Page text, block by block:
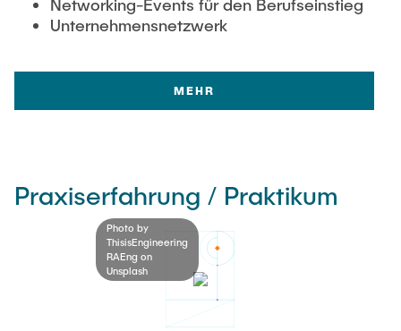
Networking-Events für den Berufseinstieg
Unternehmensnetzwerk
MEHR
Praxiserfahrung / Praktikum
Photo by
ThisisEngineering
RAEng on
Unsplash